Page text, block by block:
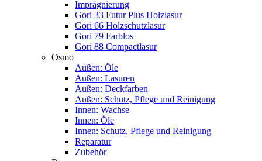
Imprägnierung
Gori 33 Futur Plus Holzlasur
Gori 66 Holzschutzlasur
Gori 79 Farblos
Gori 88 Compactlasur
Osmo
Außen: Öle
Außen: Lasuren
Außen: Deckfarben
Außen: Schutz, Pflege und Reinigung
Innen: Wachse
Innen: Öle
Innen: Schutz, Pflege und Reinigung
Reparatur
Zubehör